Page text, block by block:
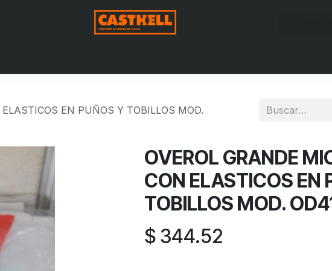
EN PUÑOS Y TOBILLOS MOD.
OVEROL GRANDE
CON ELASTICOS EN
TOBILLOS MOD.
$ 344.52